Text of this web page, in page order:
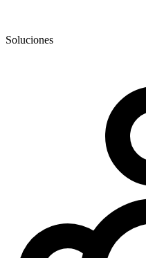
Soluciones